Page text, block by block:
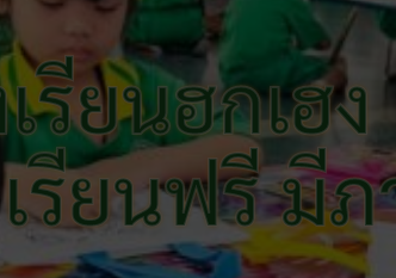
รียนฮกเฮง
เรียนฟรี มี